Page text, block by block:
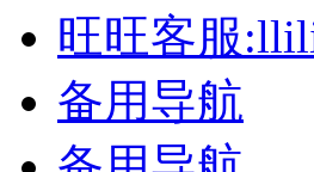
旺旺客服
备用导航